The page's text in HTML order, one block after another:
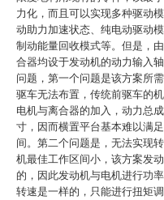
力化，而且可以实现多种驱动
动助力加速状态、纯电动驱动
制动能量回收模式等。但是，
合器均设于发动机的动力输入
问题，第一个问题是该方案所
驱车无法布置，传统前驱车的
电机与离合器的加入，动力总
寸，因而横置平台基本难以满
间。第二个问题是，无法实现
机最佳工作区间小，该方案发
的，因此发动机与电机进行功
转速是一样的，只能进行扭矩